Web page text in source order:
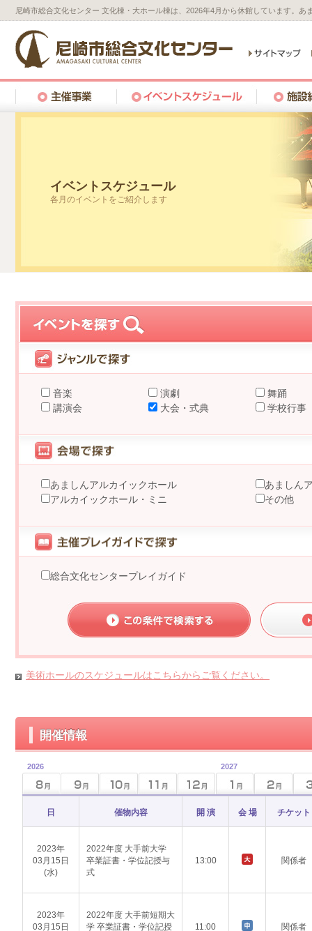
尼崎市総合文化センター 文化棟・大ホール棟は、2026年4月から休館しています。
イベントスケジュール
各月のイベントをご紹介します
音楽 演劇
舞踊
講演会
大会・式典 学校行事
あましんアルカイックホール
あましん
アルカイックホール・ミニ
その他
総合文化センタープレイガイド
美術ホールのスケジュールはこちらからご覧ください。
開催情報
2026 2027
日 催物内容 開 演 会 場 チケット
2023年
03月15日
(水)
2022年度 大手前大学
卒業証書・学位記授与
式
13:00 関係者
2023年
03月15日
2022年度 大手前短期大
学 卒業証書・学位記授
11:00 関係者